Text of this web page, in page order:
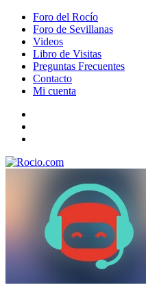
Foro del Rocío
Foro de Sevillanas
Videos
Libro de Visitas
Preguntas Frecuentes
Contacto
Mi cuenta